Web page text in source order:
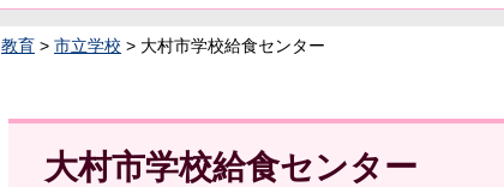
教育 > 市立学校 > 大村市学校給食センター
大村市学校給食センター